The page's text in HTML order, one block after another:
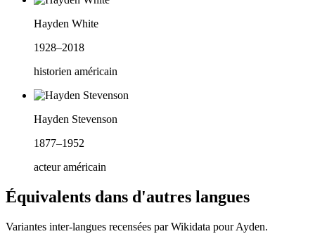
Hayden White
1928–2018
historien américain
Hayden Stevenson
1877–1952
acteur américain
Équivalents dans d'autres langues
Variantes inter-langues recensées par Wikidata pourAyden.